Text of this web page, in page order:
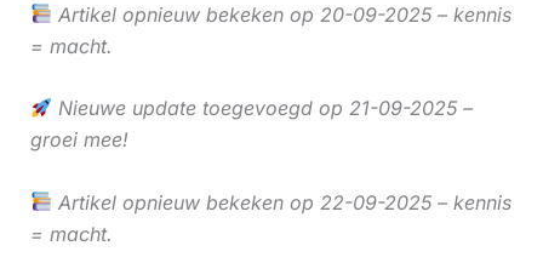
Artikel opnieuw bekeken op 20-09-2025 – kennis
= macht.
Nieuwe update toegevoegd op 21-09-2025 –
groei mee!
Artikel opnieuw bekeken op 22-09-2025 – kennis
= macht.